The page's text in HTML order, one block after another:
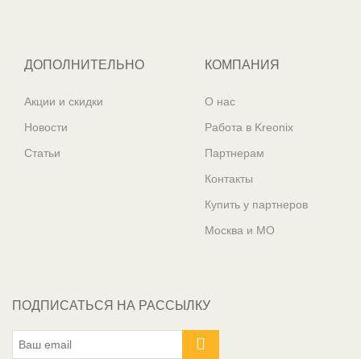
ДОПОЛНИТЕЛЬНО
Акции и скидки
Новости
Статьи
КОМПАНИЯ
О нас
Работа в Kreonix
Партнерам
Контакты
Купить у партнеров
Москва и МО
ПОДПИСАТЬСЯ НА РАССЫЛКУ